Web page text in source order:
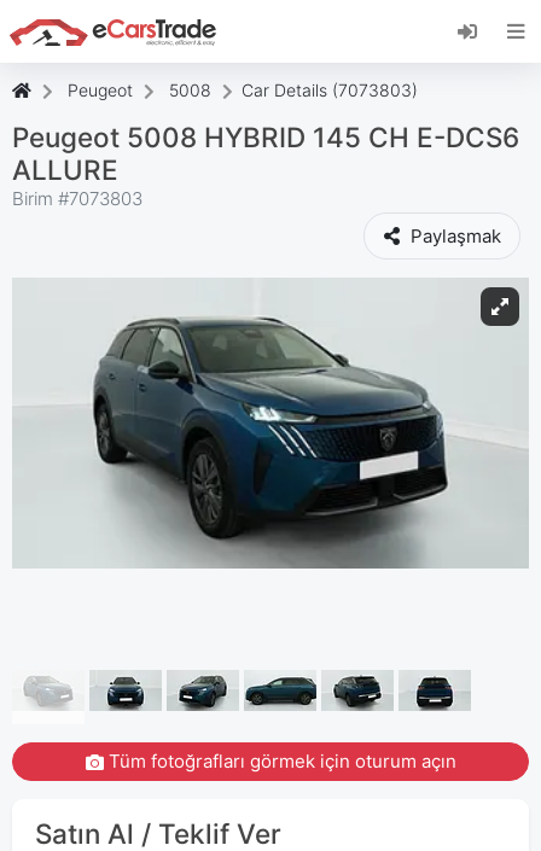
eCarsTrade web uygulamasını yükleyin, Ana
Ekranınıza ekleyin ve anında güncellemeler alın.
Düzenlemek
İptal etmek
Peugeot 5008 Car Details (7073803)
Peugeot 5008 HYBRID 145 CH E-DCS6
ALLURE
Birim #7073803
Paylaşmak
Tüm fotoğrafları görmek için oturum açın
Satın Al / Teklif Ver